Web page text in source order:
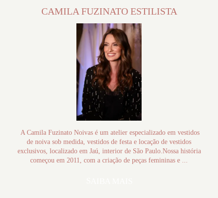
CAMILA FUZINATO ESTILISTA
A Camila Fuzinato Noivas é um atelier especializado em vestidos
de noiva sob medida, vestidos de festa e locação de vestidos
exclusivos, localizado em Jaú, interior de São Paulo.Nossa história
começou em 2011, com a criação de peças femininas e ...